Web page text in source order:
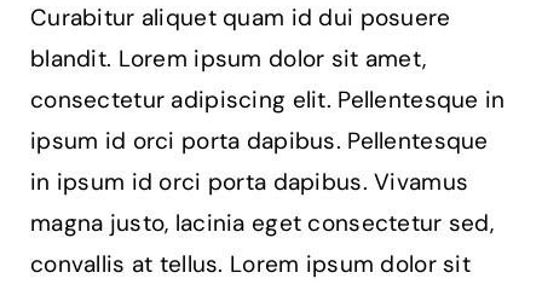
Curabitur aliquet quam id dui posuere
blandit. Lorem ipsum dolor sit amet,
consectetur adipiscing elit. Pellentesque in
ipsum id orci porta dapibus. Pellentesque
in ipsum id orci porta dapibus. Vivamus
magna justo, lacinia eget consectetur sed,
convallis at tellus. Lorem ipsum dolor sit